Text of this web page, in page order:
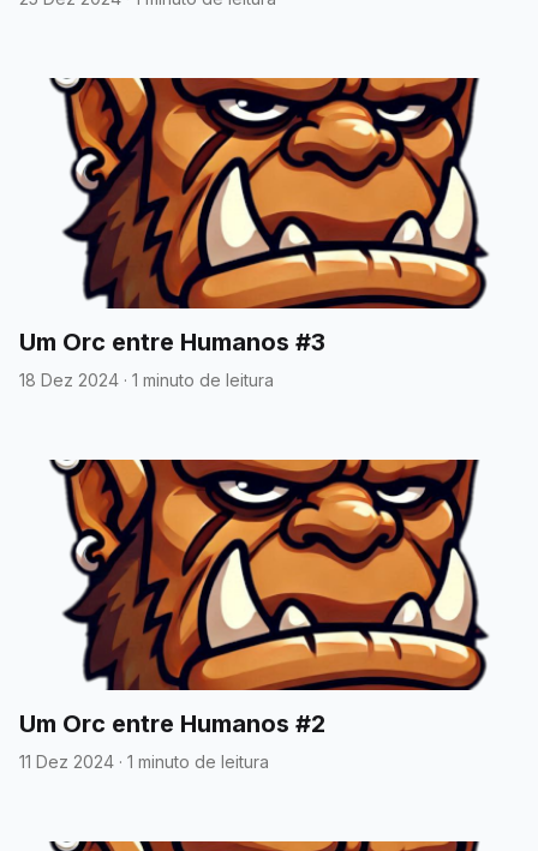
Um Orc entre Humanos #3
18 Dez 2024 · 1 minuto de leitura
Um Orc entre Humanos #2
11 Dez 2024 · 1 minuto de leitura